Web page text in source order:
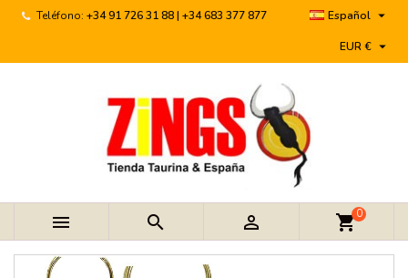
Teléfono: +34 91 726 31 88 | +34 683 377 877 Español 
EUR € 
   shopping_cart0